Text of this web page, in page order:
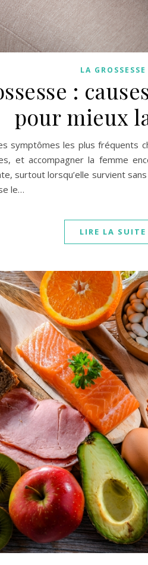
LA GROSSESSE
:
pour mieux
symptômes les plus fréquents
et accompagner la femme
surtout lorsqu’elle survient
le…
LIRE LA SUITE